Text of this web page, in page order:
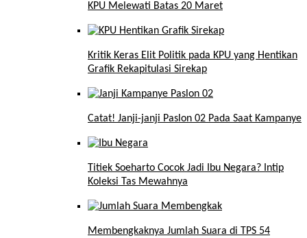
KPU Melewati Batas 20 Maret
Kritik Keras Elit Politik pada KPU yang Hentikan
Grafik Rekapitulasi Sirekap
Catat! Janji-janji Paslon 02 Pada Saat Kampanye
Titiek Soeharto Cocok Jadi Ibu Negara? Intip
Koleksi Tas Mewahnya
Membengkaknya Jumlah Suara di TPS 54